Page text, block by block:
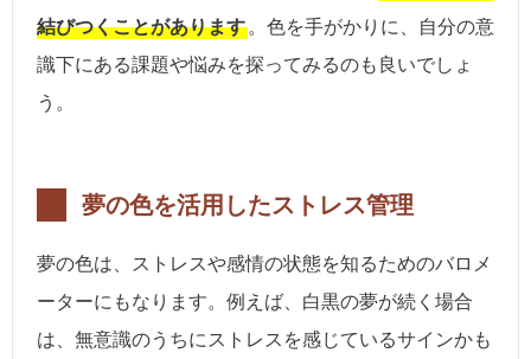
結びつくことがあります 。色を手がかりに、自分の意
識下にある課題や悩みを探ってみるのも良いでしょ
う。
夢の色を活用したストレス管理
夢の色は、ストレスや感情の状態を知るためのバロメ
ーターにもなります。例えば、白黒の夢が続く場合
は、無意識のうちにストレスを感じているサインかも